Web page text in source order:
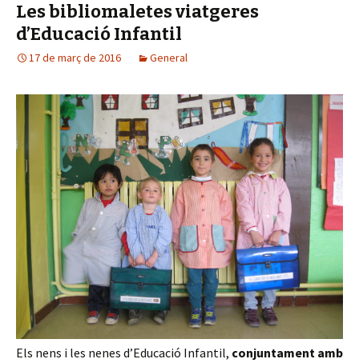
Les bibliomaletes viatgeres
d’Educació Infantil
17 de març de 2016 General
Els nens i les nenes d’Educació Infantil, conjuntament amb